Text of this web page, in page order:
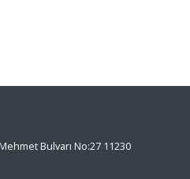
Bulvarı No:27 11230